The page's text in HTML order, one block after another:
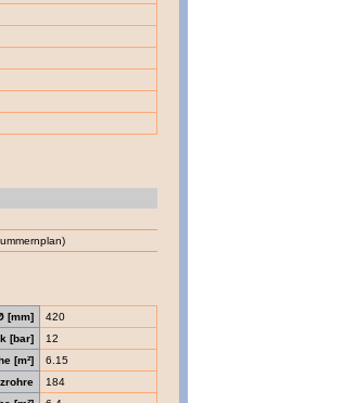
[mm]
420
[bar]
12
[m²]
6.15
184